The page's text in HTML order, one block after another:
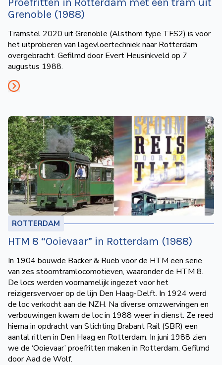
Grenoble (1988)
Tramstel 2020 uit Grenoble (Alsthom type TFS2) is voor
het uitproberen van lagevloertechniek naar Rotterdam
overgebracht. Gefilmd door Evert Heusinkveld op 7
augustus 1988.
ROTTERDAM
HTM 8 “Ooievaar” in Rotterdam (1988)
In 1904 bouwde Backer & Rueb voor de HTM een serie
van zes stoomtramlocomotieven, waaronder de HTM 8.
De locs werden voornamelijk ingezet voor het
reizigersvervoer op de lijn Den Haag-Delft. In 1924 werd
de loc verkocht aan de NZH. Na diverse omzwervingen en
verbouwingen kwam de loc in 1988 weer in dienst. Ze reed
hierna in opdracht van Stichting Brabant Rail (SBR) een
aantal ritten in Den Haag en Rotterdam. In juni 1988 zien
we de ‘Ooievaar’ proefritten maken in Rotterdam. Gefilmd
door Aad de Wolf.